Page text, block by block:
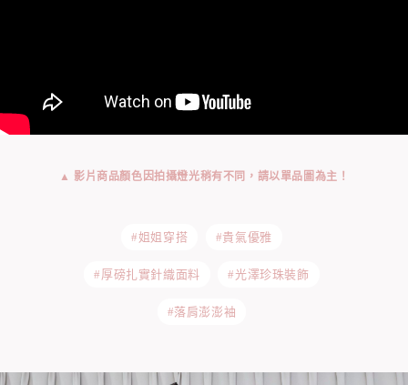
▲ 影片商品顏色因拍攝燈光稍有不同，請以單品圖為主！
#姐姐穿搭 #貴氣優雅
#厚磅扎實針織面料 #光澤珍珠裝飾
#落肩澎澎袖